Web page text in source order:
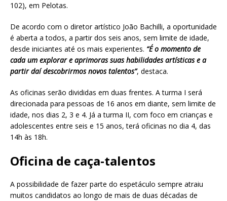
102), em Pelotas.
De acordo com o diretor artístico João Bachilli, a oportunidade
é aberta a todos, a partir dos seis anos, sem limite de idade,
desde iniciantes até os mais experientes. “É o momento de
cada um explorar e aprimoras suas habilidades artísticas e a
partir daí descobrirmos novos talentos”, destaca.
As oficinas serão divididas em duas frentes. A turma I será
direcionada para pessoas de 16 anos em diante, sem limite de
idade, nos dias 2, 3 e 4. Já a turma II, com foco em crianças e
adolescentes entre seis e 15 anos, terá oficinas no dia 4, das
14h às 18h.
Oficina de caça-talentos
A possibilidade de fazer parte do espetáculo sempre atraiu
muitos candidatos ao longo de mais de duas décadas de